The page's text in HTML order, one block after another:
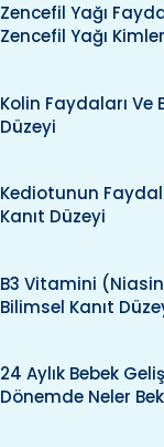
Zencefil Yağı
Zencefil Yağı
Kolin Faydaları Ve
Düzeyi
Kediotunun
Kanıt Düzeyi
B3 Vitamini
Bilimsel Kanıt
24 Aylık Bebek
Dönemde Neler